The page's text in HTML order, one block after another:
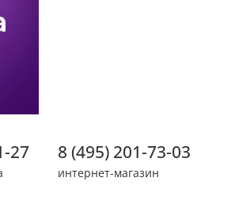
27 8 (495) 201-73-03
интернет-магазин